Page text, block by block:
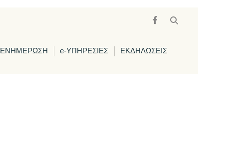
ΕΝΗΜΕΡΩΣΗ e-ΥΠΗΡΕΣΙΕΣ ΕΚΔΗΛΩΣΕΙΣ